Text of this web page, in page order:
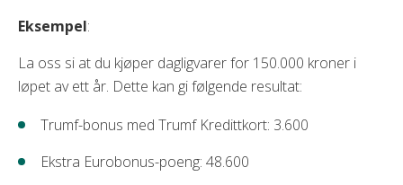
Eksempel:
La oss si at du kjøper dagligvarer for 150.000 kroner i
løpet av ett år. Dette kan gi følgende resultat:
Trumf-bonus med Trumf Kredittkort: 3.600
Ekstra Eurobonus-poeng: 48.600